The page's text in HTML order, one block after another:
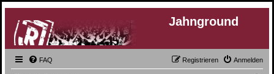
Jahnground
FAQ Anmelden
Registrieren